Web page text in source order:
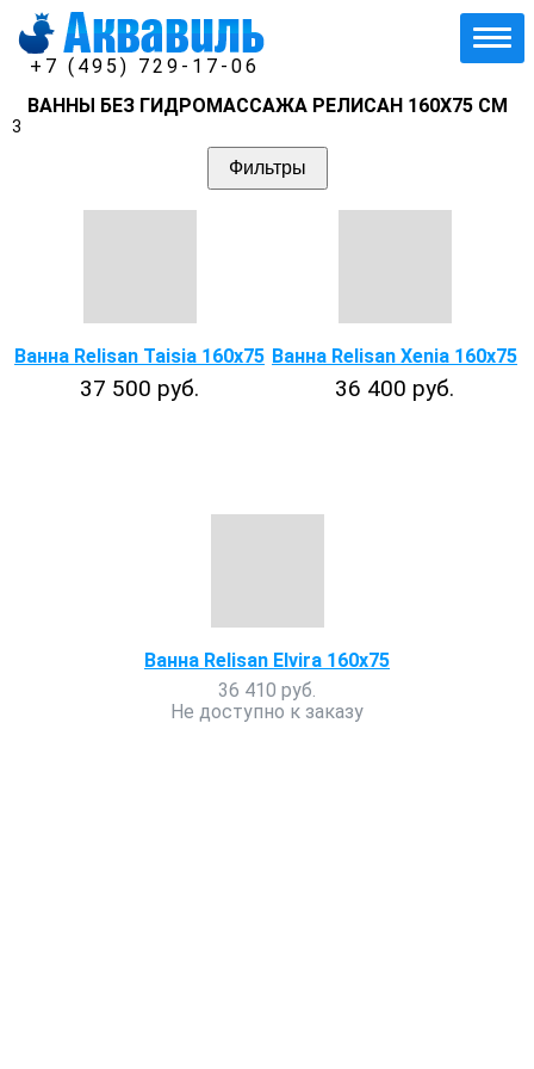
+7 (495) 729-17-06
ВАННЫ БЕЗ ГИДРОМАССАЖА РЕЛИСАН 160Х75 СМ
3
Фильтры
Ванна Relisan Taisia 160x75
37 500 руб.
Ванна Relisan Xenia 160x75
36 400 руб.
Ванна Relisan Elvira 160x75
36 410 руб.
Не доступно к заказу